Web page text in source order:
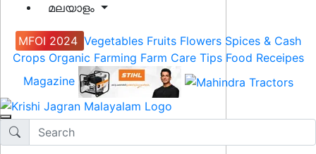
മലയാളം
MFOI 2024 Vegetables Fruits Flowers Spices & Cash
Crops Organic Farming Farm Care Tips Food Receipes
Magazine